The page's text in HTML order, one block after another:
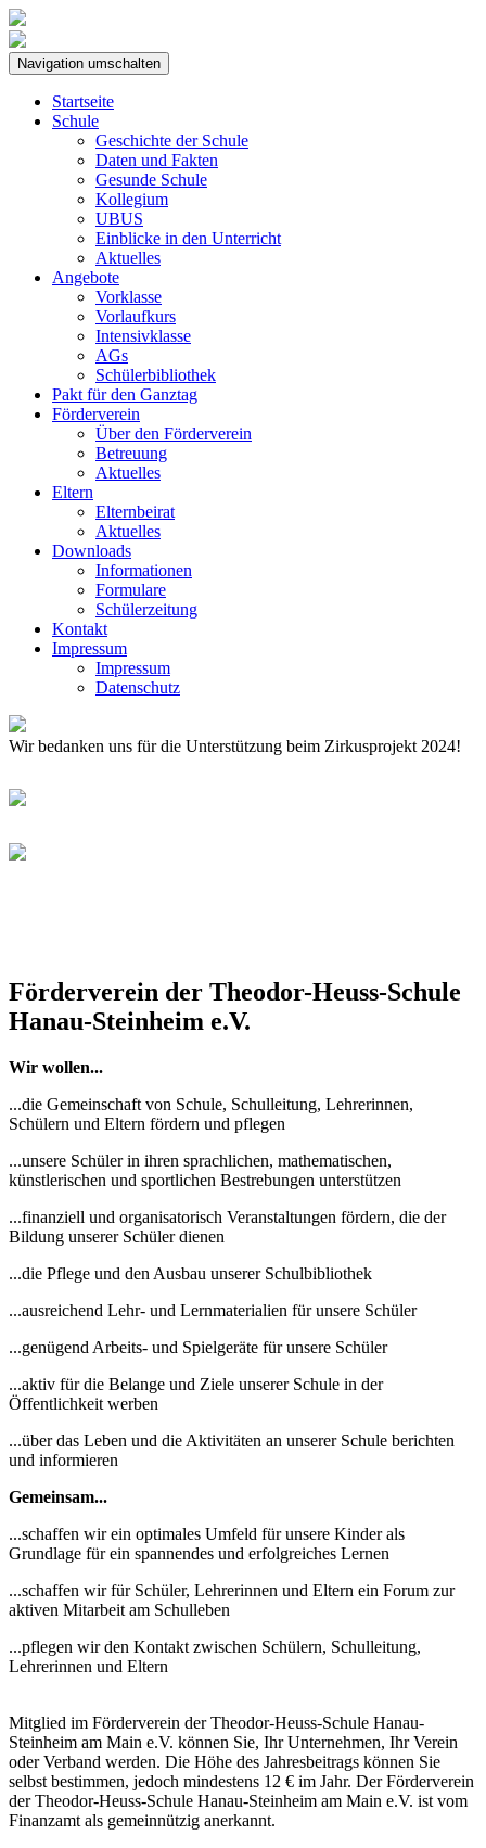
Navigation umschalten
Startseite
Schule
Geschichte der Schule
Daten und Fakten
Gesunde Schule
Kollegium
UBUS
Einblicke in den Unterricht
Aktuelles
Angebote
Vorklasse
Vorlaufkurs
Intensivklasse
AGs
Schülerbibliothek
Pakt für den Ganztag
Förderverein
Über den Förderverein
Betreuung
Aktuelles
Eltern
Elternbeirat
Aktuelles
Downloads
Informationen
Formulare
Schülerzeitung
Kontakt
Impressum
Impressum
Datenschutz
Wir bedanken uns für die Unterstützung beim Zirkusprojekt 2024!
Förderverein der Theodor-Heuss-Schule
Hanau-Steinheim e.V.
Wir wollen...
...die Gemeinschaft von Schule, Schulleitung, Lehrerinnen,
Schülern und Eltern fördern und pflegen
...unsere Schüler in ihren sprachlichen, mathematischen,
künstlerischen und sportlichen Bestrebungen unterstützen
...finanziell und organisatorisch Veranstaltungen fördern, die der
Bildung unserer Schüler dienen
...die Pflege und den Ausbau unserer Schulbibliothek
...ausreichend Lehr- und Lernmaterialien für unsere Schüler
...genügend Arbeits- und Spielgeräte für unsere Schüler
...aktiv für die Belange und Ziele unserer Schule in der
Öffentlichkeit werben
...über das Leben und die Aktivitäten an unserer Schule berichten
und informieren
Gemeinsam...
...schaffen wir ein optimales Umfeld für unsere Kinder als
Grundlage für ein spannendes und erfolgreiches Lernen
...schaffen wir für Schüler, Lehrerinnen und Eltern ein Forum zur
aktiven Mitarbeit am Schulleben
...pflegen wir den Kontakt zwischen Schülern, Schulleitung,
Lehrerinnen und Eltern
Mitglied im Förderverein der Theodor-Heuss-Schule Hanau-
Steinheim am Main e.V. können Sie, Ihr Unternehmen, Ihr Verein
oder Verband werden. Die Höhe des Jahresbeitrags können Sie
selbst bestimmen, jedoch mindestens 12 € im Jahr. Der Förderverein
der Theodor-Heuss-Schule Hanau-Steinheim am Main e.V. ist vom
Finanzamt als gemeinnützig anerkannt.